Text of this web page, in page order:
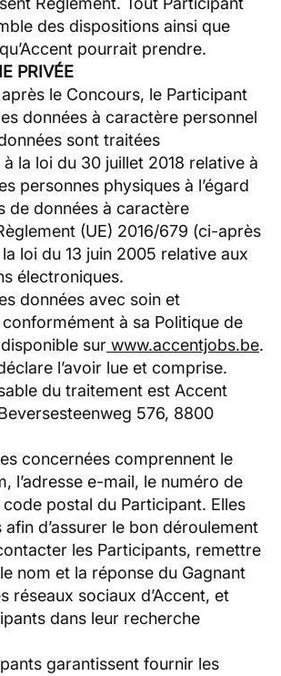
des dispositions ainsi que
pourrait prendre.
PRIVÉE
après le Concours, le Participant
données à caractère personnel
sont traitées
la loi du 30 juillet 2018 relative à
personnes physiques à l’égard
de données à caractère
(UE) 2016/679 (ci-après
la loi du 13 juin 2005 relative aux
électroniques.
données avec soin et
à sa Politique de
sur www.accentjobs.be.
l’avoir lue et comprise.
du traitement est Accent
576, 8800
concernées comprennent le
l’adresse e-mail, le numéro de
postal du Participant. Elles
d’assurer le bon déroulement
les Participants, remettre
nom et la réponse du Gagnant
réseaux sociaux d’Accent, et
dans leur recherche
garantissent fournir les